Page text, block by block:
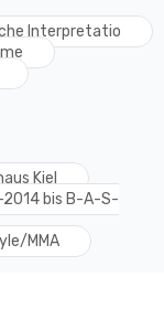
Interpretatio
Kiel
bis B-A-S-
MMA